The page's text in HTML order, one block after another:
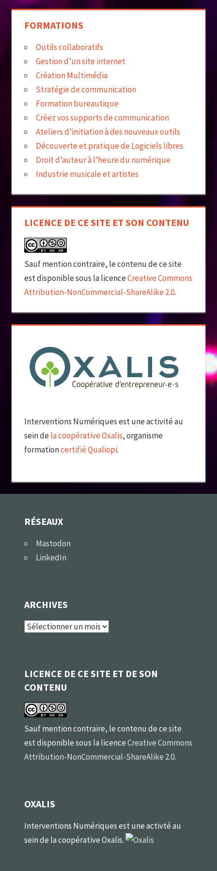
FORMATIONS
Outils collaboratifs
Gestion d’un site internet
Création Multimédia
Stratégie de communication
Formation bureautique
Créez vos supports de communication
Ateliers d’initiation à des nouveaux outils
Découverte et pratique de Logiciels libres
Droit d’auteur à l’heure du numérique
Industrie musicale et artistes
LICENCE DE CE SITE ET SON CONTENU
Sauf mention contraire, le contenu de ce site
est disponible sous la licenceCreative Commons
Attribution-NonCommercial-ShareAlike 2.0.
Interventions Numériques est une activité au
sein dela coopérative Oxalis, organisme
formationcertifié Qualiopi.
RÉSEAUX
Mastodon
LinkedIn
ARCHIVES
Archives
LICENCE DE CE SITE ET DE SON
CONTENU
Sauf mention contraire, le contenu de ce site
est disponible sous la licenceCreative Commons
Attribution-NonCommercial-ShareAlike 2.0.
OXALIS
Interventions Numériques est une activté au
sein de la coopérative Oxalis.